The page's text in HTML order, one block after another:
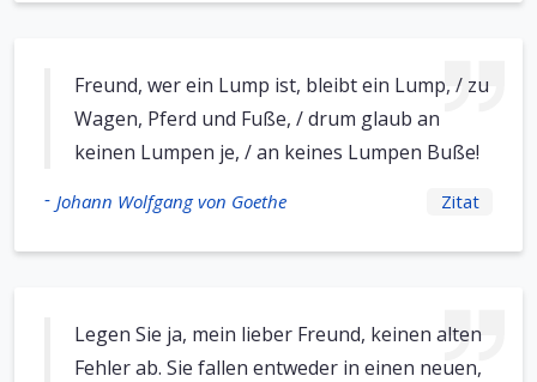
Freund, wer ein Lump ist, bleibt ein Lump, / zu
Wagen, Pferd und Fuße, / drum glaub an
keinen Lumpen je, / an keines Lumpen Buße!
- Johann Wolfgang von Goethe Zitat
Legen Sie ja, mein lieber Freund, keinen alten
Fehler ab. Sie fallen entweder in einen neuen,